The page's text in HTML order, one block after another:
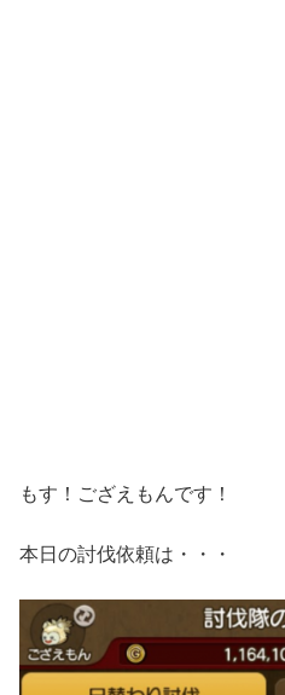
もす！ござえもんです！
本日の討伐依頼は・・・